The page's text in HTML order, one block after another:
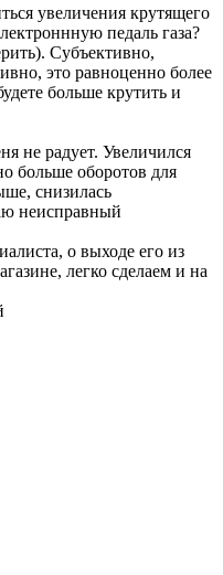
увеличения крутящего
педаль газа?
Субъективно,
это равноценно более
больше крутить и
не радует. Увеличился
больше оборотов для
снизилась
неисправный
о выходе его из
легко сделаем и на